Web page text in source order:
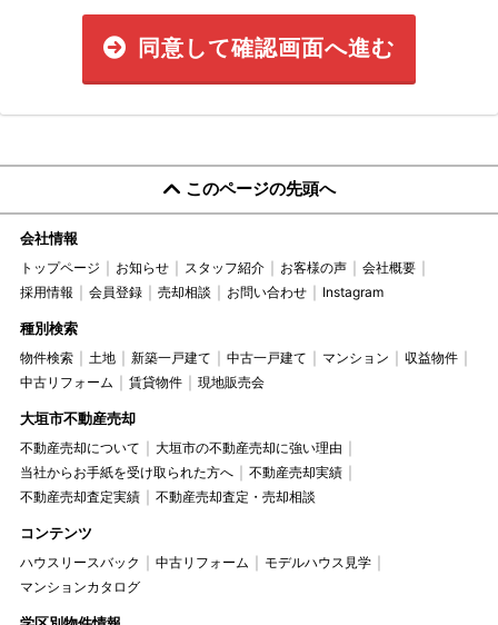
同意して確認画面へ進む
このページの先頭へ
会社情報
トップページ お知らせ スタッフ紹介 お客様の声
会社概要
採用情報
会員登録 売却相談 お問い合わせ Instagram
種別検索
物件検索 土地 新築一戸建て 中古一戸建て マンション
収益物件
中古リフォーム
賃貸物件 現地販売会
大垣市不動産売却
不動産売却について
大垣市の不動産売却に強い理由
当社からお手紙を受け取られた方へ
不動産売却実績
不動産売却査定実績
不動産売却査定・売却相談
コンテンツ
ハウスリースバック 中古リフォーム
モデルハウス見学
マンションカタログ